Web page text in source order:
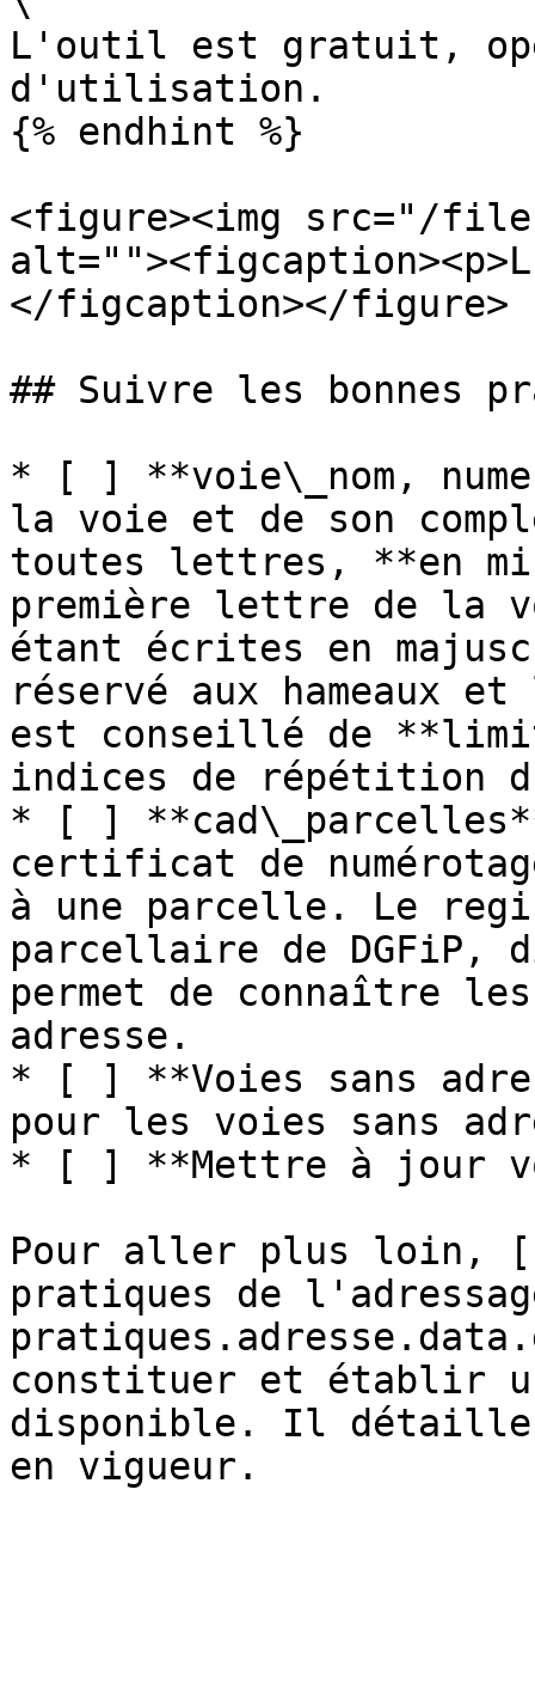
L'outil est gratuit,
d'utilisation.
{% endhint %}
<figure><img src="/files/
</figcaption></figure>
## Suivre les bonnes
* [ ] **voie\_nom,
la voie et de son
toutes lettres, **en
première lettre de la
étant écrites en
réservé aux
est conseillé de
indices de répétition
* [ ]
certificat de
à une parcelle. Le
parcellaire de DGFiP,
permet de connaître
adresse.
* [ ] **Voies sans
pour les voies sans
* [ ] **Mettre à jour
Pour aller plus loin,
pratiques de
constituer et établir
disponible. Il détaille